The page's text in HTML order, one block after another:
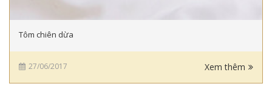
Tôm chiên dừa
27/06/2017 Xem thêm